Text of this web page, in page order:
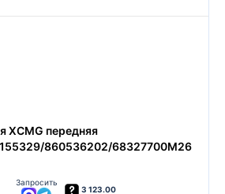
XCMG передняя
860536202/68327700M26
Запросить
3 123.00